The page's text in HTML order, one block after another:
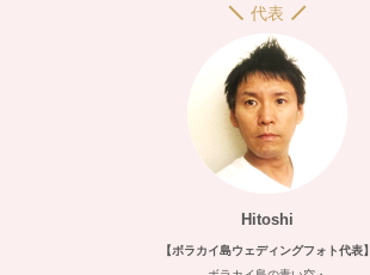
代表
Hitoshi
【ボラカイ島ウェディングフォト代表】